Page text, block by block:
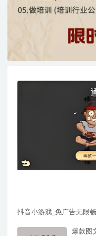
抖音小游戏_免广告无限
爆款图